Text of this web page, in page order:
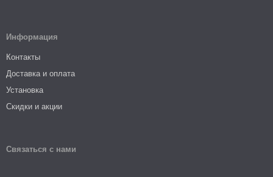
Информация
Контакты
Доставка и оплата
Установка
Скидки и акции
Связаться с нами